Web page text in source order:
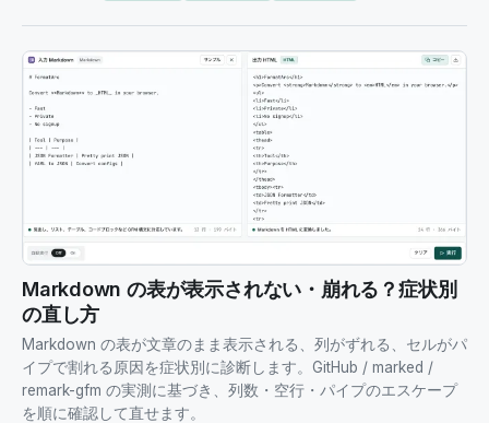
Markdown の表が表示されない・崩れる？症状別
の直し方
Markdown の表が文章のまま表示される、列がずれる、セルがパ
イプで割れる原因を症状別に診断します。GitHub / marked /
remark-gfm の実測に基づき、列数・空行・パイプのエスケープ
を順に確認して直せます。